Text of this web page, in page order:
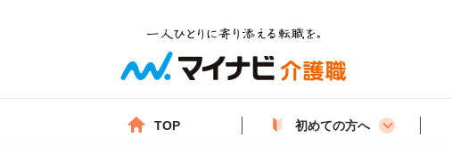
TOP 初めての方へ